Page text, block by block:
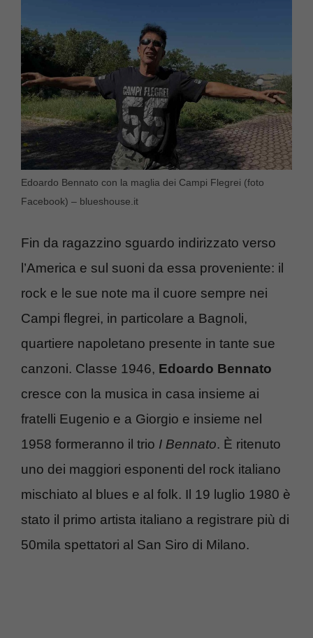
Edoardo Bennato con la maglia dei Campi Flegrei (foto
Facebook) – blueshouse.it
Fin da ragazzino sguardo indirizzato verso
l’America e sul suoni da essa proveniente: il
rock e le sue note ma il cuore sempre nei
Campi flegrei, in particolare a Bagnoli,
quartiere napoletano presente in tante sue
canzoni. Classe 1946, Edoardo Bennato
cresce con la musica in casa insieme ai
fratelli Eugenio e a Giorgio e insieme nel
1958 formeranno il trio I Bennato. È ritenuto
uno dei maggiori esponenti del rock italiano
mischiato al blues e al folk. Il 19 luglio 1980 è
stato il primo artista italiano a registrare più di
50mila spettatori al San Siro di Milano.